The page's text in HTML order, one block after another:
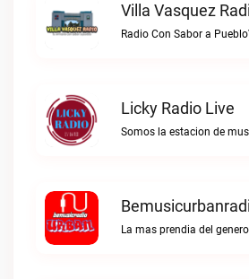
Villa Vasquez
Licky Radio Live